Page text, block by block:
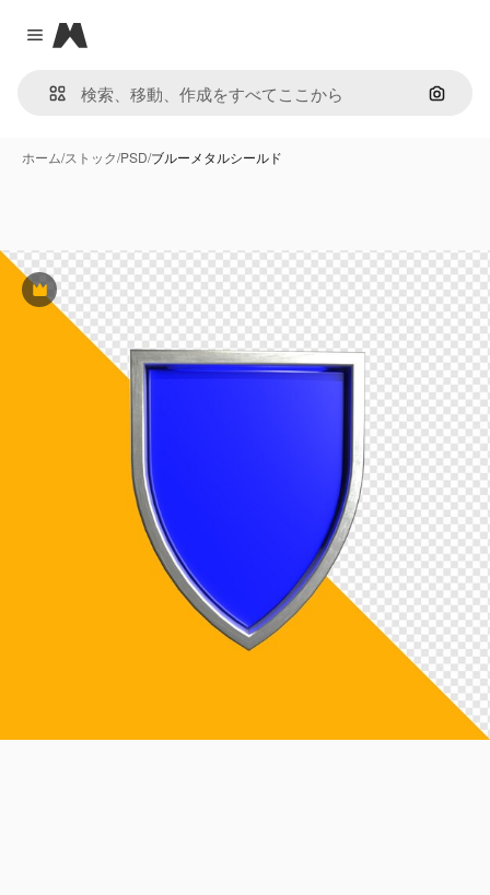
Close menu
Magnific
画像で
ホーム/ストック/PSD/ブルーメタルシールド
Premium